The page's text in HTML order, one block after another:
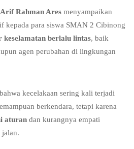
Rahman Ares menyampaikan
kepada para siswa SMAN 2 Cibinong
keselamatan berlalu lintas, baik
agen perubahan di lingkungan
kecelakaan sering kali terjadi
berkendara, tetapi karena
aturan dan kurangnya empati
jalan.